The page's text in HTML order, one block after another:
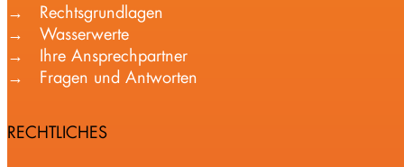
Rechtsgrundlagen
Wasserwerte
Ihre Ansprechpartner
Fragen und Antworten
RECHTLICHES